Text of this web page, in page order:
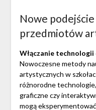
Nowe podejście
przedmiotów
Włączanie
Nowoczesne metody
artystycznych w
różnorodne
graficzne czy
mogą